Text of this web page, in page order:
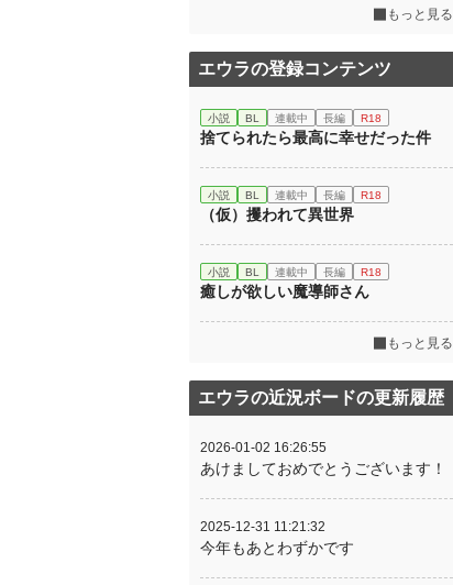
もっと見る
エウラの登録コンテンツ
小説 BL 連載中 長編 R18
捨てられたら最高に幸せだった件
小説 BL 連載中 長編 R18
（仮）攫われて異世界
小説 BL 連載中 長編 R18
癒しが欲しい魔導師さん
もっと見る
エウラの近況ボードの更新履歴
2026-01-02 16:26:55
あけましておめでとうございます！
2025-12-31 11:21:32
今年もあとわずかです